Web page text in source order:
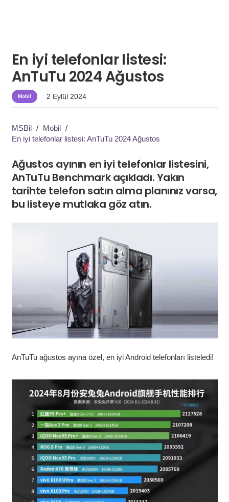
En iyi telefonlar listesi:
AnTuTu 2024 Ağustos
Mobil 2 Eylül 2024
MSBil / Mobil /
En iyi telefonlar listesi: AnTuTu 2024 Ağustos
Ağustos ayının en iyi telefonlar listesini,
AnTuTu Benchmark açıkladı. Yakın
tarihte telefon satın alma planınız varsa,
bu listeye mutlaka göz atın.
AnTuTu ağustos ayına özel, en iyi Android telefonları listeledi!